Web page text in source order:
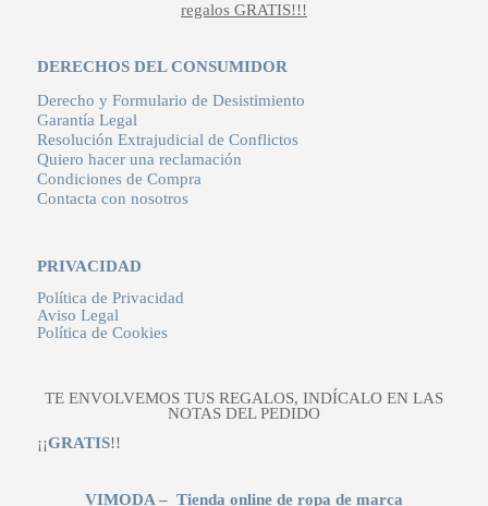
regalos GRATIS!!!
DERECHOS DEL CONSUMIDOR
Derecho y Formulario de Desistimiento
Garantía Legal
Resolución Extrajudicial de Conflictos
Quiero hacer una reclamación
Condiciones de Compra
Contacta con nosotros
PRIVACIDAD
Política de Privacidad
Aviso Legal
Política de Cookies
TE ENVOLVEMOS TUS REGALOS, INDÍCALO EN LAS
NOTAS DEL PEDIDO
¡¡GRATIS!!
VIMODA – Tienda online de ropa de marca